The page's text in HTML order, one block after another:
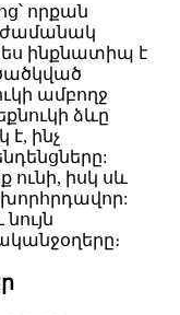
որքան
ժամանակ
ինքնատիպ է
ամբողջ
ձևը
ինչ
ունի, իսկ սև